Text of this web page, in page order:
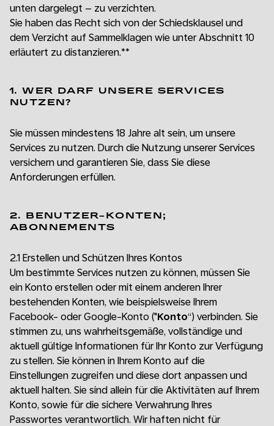
unten dargelegt – zu verzichten.
Sie haben das Recht sich von der Schiedsklausel und
dem Verzicht auf Sammelklagen wie unter Abschnitt 10
erläutert zu distanzieren.**
1. WER DARF UNSERE SERVICES
NUTZEN?
Sie müssen mindestens 18 Jahre alt sein, um unsere
Services zu nutzen. Durch die Nutzung unserer Services
versichern und garantieren Sie, dass Sie diese
Anforderungen erfüllen.
2. BENUTZER-KONTEN;
ABONNEMENTS
2.1 Erstellen und Schützen Ihres Kontos
Um bestimmte Services nutzen zu können, müssen Sie
ein Konto erstellen oder mit einem anderen Ihrer
bestehenden Konten, wie beispielsweise Ihrem
Facebook- oder Google-Konto ("Konto“) verbinden. Sie
stimmen zu, uns wahrheitsgemäße, vollständige und
aktuell gültige Informationen für Ihr Konto zur Verfügung
zu stellen. Sie können in Ihrem Konto auf die
Einstellungen zugreifen und diese dort anpassen und
aktuell halten. Sie sind allein für die Aktivitäten auf Ihrem
Konto, sowie für die sichere Verwahrung Ihres
Passwortes verantwortlich. Wir haften nicht für